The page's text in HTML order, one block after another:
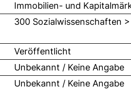
Immobilien- und
300 Sozialwissenschaften
Veröffentlicht
Unbekannt / Keine Angabe
Unbekannt / Keine Angabe